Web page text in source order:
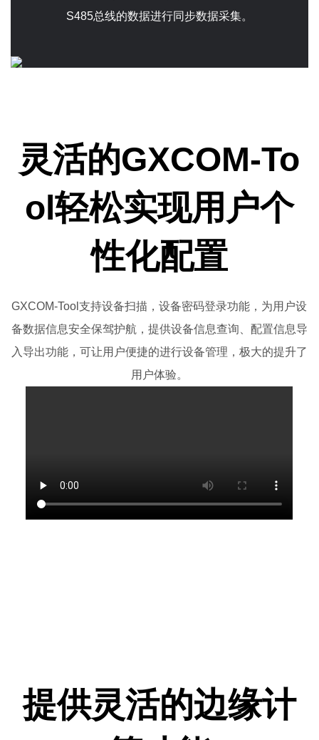
S485总线的数据进行同步数据采集。
灵活的GXCOM-To
ol轻松实现用户个
性化配置
GXCOM-Tool支持设备扫描，设备密码登录功能，为用户设
备数据信息安全保驾护航，提供设备信息查询、配置信息导
入导出功能，可让用户便捷的进行设备管理，极大的提升了
用户体验。
提供灵活的边缘计